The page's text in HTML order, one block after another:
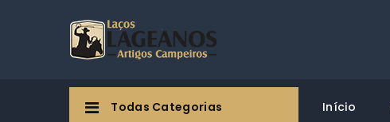
Todas Categorias Início